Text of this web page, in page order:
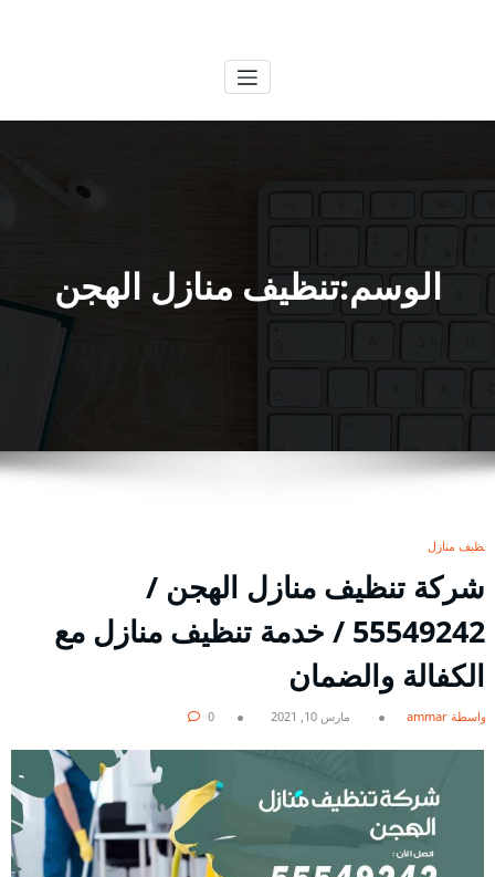
الوسم:تنظيف منازل الهجن
تنظيف منازل
شركة تنظيف منازل الهجن /
55549242 / خدمة تنظيف منازل مع
الكفالة والضمان
بواسطة ammar مارس 10, 2021 0